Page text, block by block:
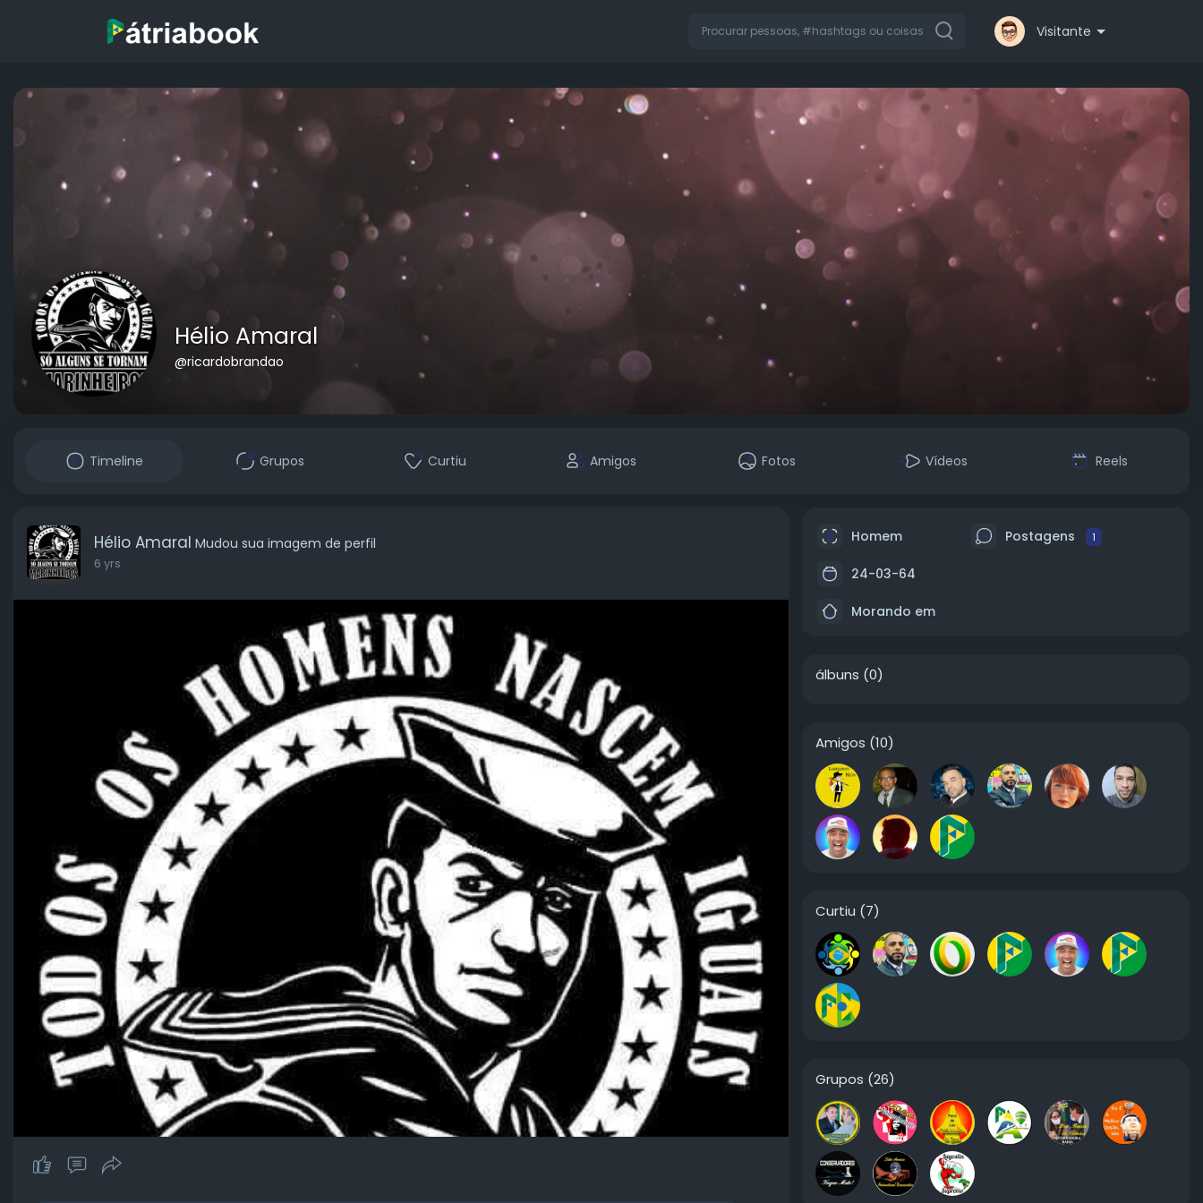
Visitante
Hélio Amaral
@ricardobrandao
Timeline Grupos Curtiu Amigos Fotos Vídeos Reels
Hélio Amaral Mudou sua imagem de perfil
6 yrs
Homem Postagens 1
24-03-64
Morando em
álbuns (0)
Amigos (10)
Curtiu (7)
Grupos (26)